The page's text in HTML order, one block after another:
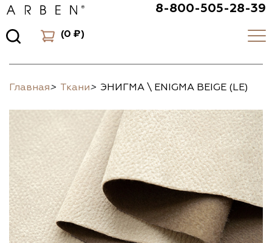
8-800-505-28-39
(0 ₽)
Главная> Ткани> ЭНИГМА \ ENIGMA BEIGE (LE)